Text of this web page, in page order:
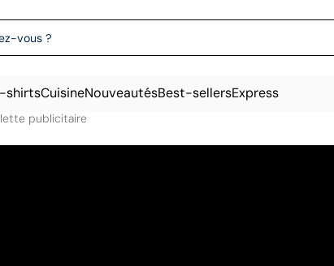
shirtsCuisineNouveautésBest-sellersExpress
publicitaire